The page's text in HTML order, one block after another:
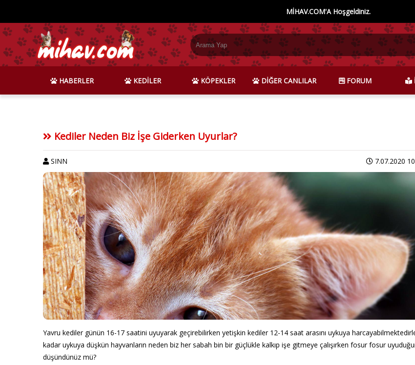
MİHAV.COM'A Hoşgeldiniz.
HABERLER KEDİLER KÖPEKLER DİĞER CANLILAR FORUM
Kediler Neden Biz İşe Giderken Uyurlar?
SINN 7.07.2020
Yavru kediler günün 16-17 saatini uyuyarak geçirebilirken yetişkin kediler 12-14 saat arasını uykuya
kadar uykuya düşkün hayvanların neden biz her sabah bin bir güçlükle kalkıp işe gitmeye çalışırken fosur fosur
düşündünüz mü?